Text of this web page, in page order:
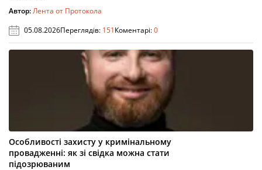
Автор:Лента от Протокола
05.08.2026Переглядів: 151Коментарі:0
Особливості захисту у кримінальному
провадженні: як зі свідка можна стати
підозрюваним